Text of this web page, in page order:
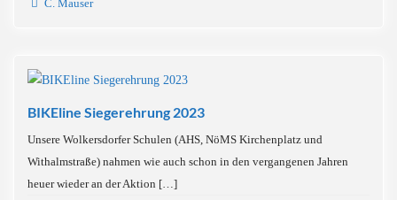
C. Mauser
BIKEline Siegerehrung 2023
Unsere Wolkersdorfer Schulen (AHS, NöMS Kirchenplatz und
Withalmstraße) nahmen wie auch schon in den vergangenen Jahren
heuer wieder an der Aktion […]